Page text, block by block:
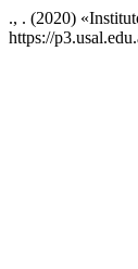
., . (2020)
https://